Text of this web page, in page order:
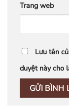
Trang web
Lưu tên
duyệt này cho